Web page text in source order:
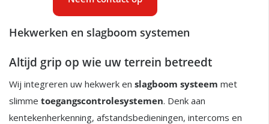
Hekwerken en slagboom systemen
Altijd grip op wie uw terrein betreedt
Wij integreren uw hekwerk en slagboom systeem met
slimme toegangscontrolesystemen. Denk aan
kentekenherkenning, afstandsbedieningen, intercoms en